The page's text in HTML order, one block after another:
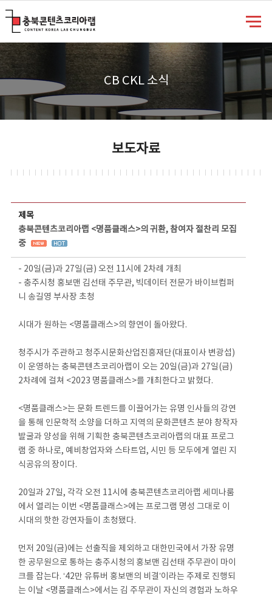
CB CKL 소식
보도자료
제목
충북콘텐츠코리아랩 <명품클래스>의 귀환, 참여자 절찬리 모집
중
- 20일(금)과 27일(금) 오전 11시에 2차례 개최
- 충주시청 홍보맨 김선태 주무관, 빅데이터 전문가 바이브컴퍼
니 송길영 부사장 초청
시대가 원하는 <명품클래스>의 향연이 돌아왔다.
청주시가 주관하고 청주시문화산업진흥재단(대표이사 변광섭)
이 운영하는 충북콘텐츠코리아랩이 오는 20일(금)과 27일(금)
2차례에 걸쳐 <2023 명품클래스>를 개최한다고 밝혔다.
<명품클래스>는 문화 트렌드를 이끌어가는 유명 인사들의 강연
을 통해 인문학적 소양을 더하고 지역의 문화콘텐츠 분야 창작자
발굴과 양성을 위해 기획한 충북콘텐츠코리아랩의 대표 프로그
램 중 하나로, 예비창업자와 스타트업, 시민 등 모두에게 열린 지
식공유의 장이다.
20일과 27일, 각각 오전 11시에 충북콘텐츠코리아랩 세미나룸
에서 열리는 이번 <명품클래스>에는 프로그램 명성 그대로 이
시대의 핫한 강연자들이 초청됐다.
먼저 20일(금)에는 선출직을 제외하고 대한민국에서 가장 유명
한 공무원으로 통하는 충주시청의 홍보맨 김선태 주무관이 마이
크를 잡는다. ‘42만 유튜버 홍보맨의 비결’이라는 주제로 진행되
는 이날 <명품클래스>에서는 김 주무관이 자신의 경험과 노하우